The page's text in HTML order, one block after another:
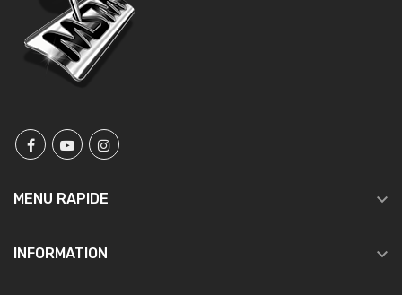
MENU RAPIDE 
INFORMATION 